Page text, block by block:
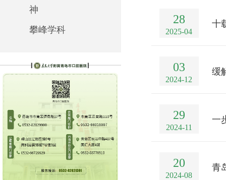
神
攀峰学科
28
2025-04
十
03
2024-12
缓
29
2024-11
一
20
2024-08
青